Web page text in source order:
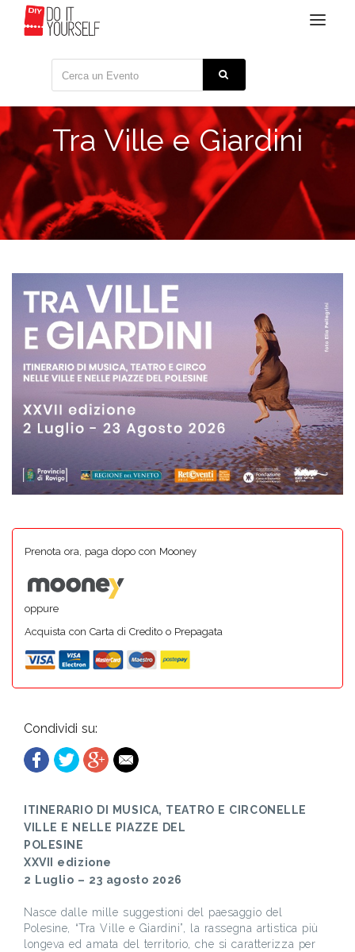
Toggle
Tra Ville e Giardini
Prenota ora, paga dopo con Mooney
oppure
Acquista con Carta di Credito o Prepagata
Condividi su:
ITINERARIO DI MUSICA, TEATRO E CIRCONELLE
VILLE E NELLE PIAZZE DEL
POLESINE
XXVII edizione
2 Luglio – 23 agosto 2026
Nasce dalle mille suggestioni del paesaggio del
Polesine, “Tra Ville e Giardini”, la rassegna artistica più
longeva ed amata del territorio, che si caratterizza per